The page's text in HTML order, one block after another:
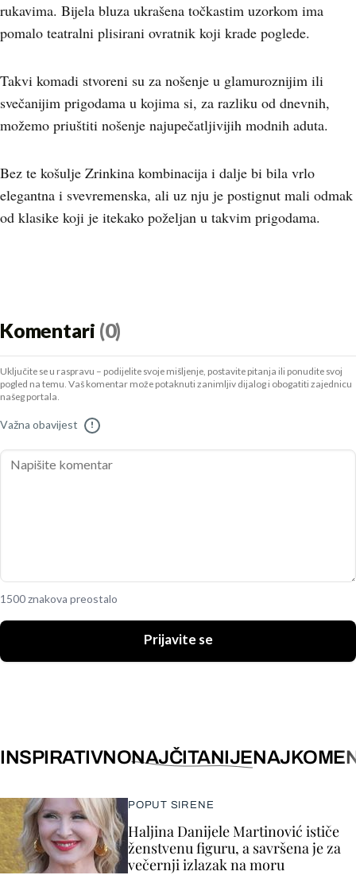
rukavima. Bijela bluza ukrašena točkastim uzorkom ima
pomalo teatralni plisirani ovratnik koji krade poglede.
Takvi komadi stvoreni su za nošenje u glamuroznijim ili
svečanijim prigodama u kojima si, za razliku od dnevnih,
možemo priuštiti nošenje najupečatljivijih modnih aduta.
Bez te košulje Zrinkina kombinacija i dalje bi bila vrlo
elegantna i svevremenska, ali uz nju je postignut mali odmak
od klasike koji je itekako poželjan u takvim prigodama.
Komentari (0)
Uključite se u raspravu – podijelite svoje mišljenje, postavite pitanja ili ponudite svoj
pogled na temu. Vaš komentar može potaknuti zanimljiv dijalog i obogatiti zajednicu
našeg portala.
Važna obavijest !
1500 znakova preostalo
Prijavite se
INSPIRATIVNONAJČITANIJE
POPUT SIRENE
Haljina Danijele Martinović ističe
ženstvenu figuru, a savršena je za
večernji izlazak na moru